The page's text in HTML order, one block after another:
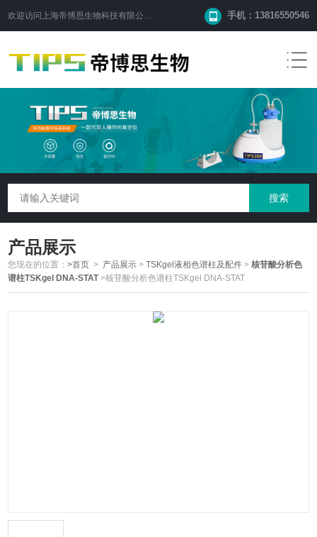
欢迎访问 上海帝博思生物科技有限公司 手机：13816550546
产品展示
您现在的位置：>首页 > 产品展示 >TSKgel液相色谱柱及配件 >核苷酸分析色
谱柱TSKgel DNA-STAT>核苷酸分析色谱柱TSKgel DNA-STAT